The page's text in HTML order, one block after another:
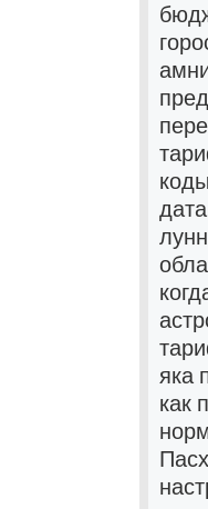
яка
как